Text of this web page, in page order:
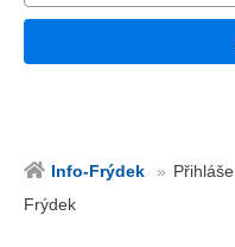
Info-Frýdek
Frýdek